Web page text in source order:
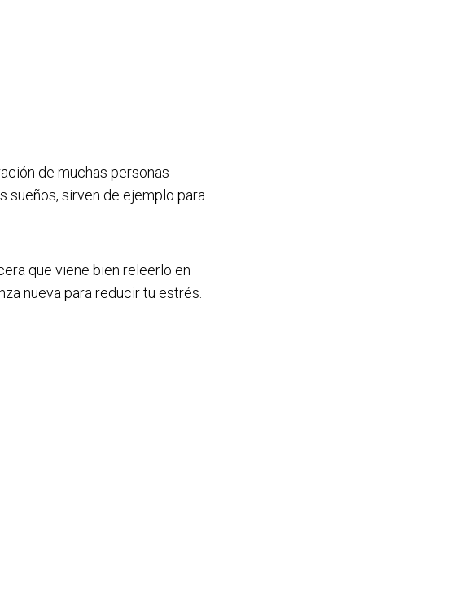
de muchas personas
sueños, sirven de ejemplo para
que viene bien releerlo en
nueva para reducir tu estrés.